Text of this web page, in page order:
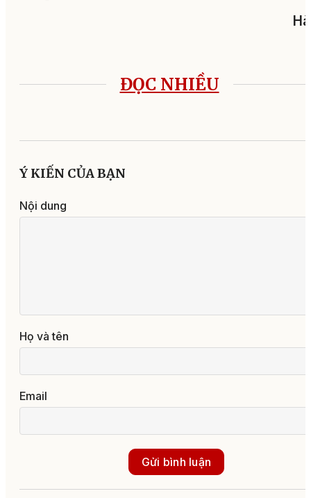
ĐỌC NHIỀU
Ý KIẾN CỦA BẠN
Nội dung
Họ và tên
Email
Gửi bình luận